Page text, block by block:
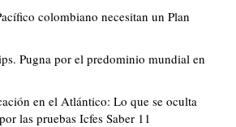
colombiano necesitan un Plan
Pugna por el predominio mundial en
en el Atlántico: Lo que se oculta
las pruebas Icfes Saber 11